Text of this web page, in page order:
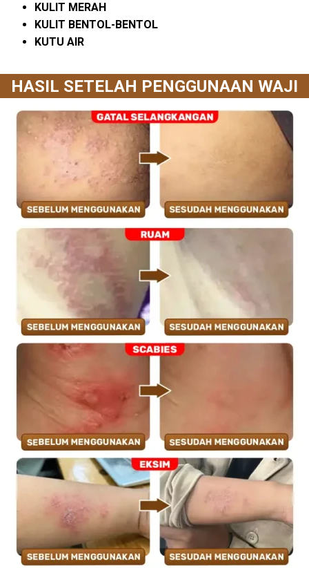
KULIT MERAH
KULIT BENTOL-BENTOL
KUTU AIR
HASIL SETELAH PENGGUNAAN WAJI